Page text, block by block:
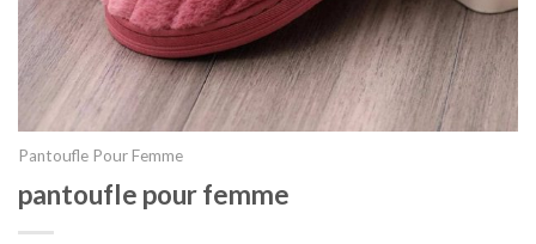
Pantoufle Pour Femme
pantoufle pour femme